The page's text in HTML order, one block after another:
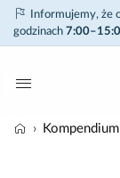
Informujemy, że
godzinach